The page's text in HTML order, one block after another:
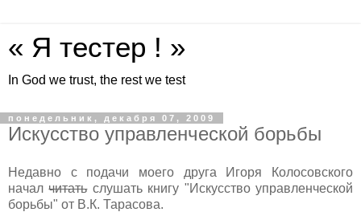
« Я тестер ! »
In God we trust, the rest we test
понедельник, декабря 07, 2009
Искусство управленческой борьбы
Недавно с подачи моего друга Игоря Колосовского
началчитатьслушать книгу "Искусство управленческой
борьбы" от В.К. Тарасова.